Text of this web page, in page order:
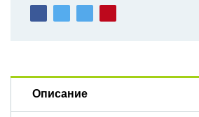
Описание